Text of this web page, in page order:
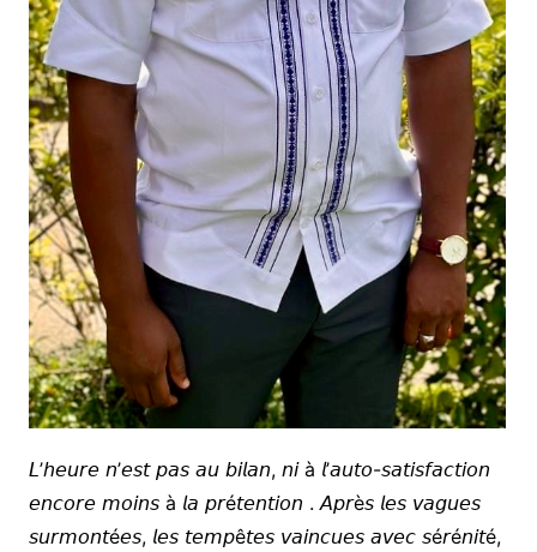
𝘓’𝘩𝘦𝘶𝘳𝘦 𝘯’𝘦𝘴𝘵 𝘱𝘢𝘴 𝘢𝘶 𝘣𝘪𝘭𝘢𝘯, 𝘯𝘪 à 𝘭’𝘢𝘶𝘵𝘰-𝘴𝘢𝘵𝘪𝘴𝘧𝘢𝘤𝘵𝘪𝘰𝘯
𝘦𝘯𝘤𝘰𝘳𝘦 𝘮𝘰𝘪𝘯𝘴 à 𝘭𝘢 𝘱𝘳é𝘵𝘦𝘯𝘵𝘪𝘰𝘯 . 𝘈𝘱𝘳è𝘴 𝘭𝘦𝘴 𝘷𝘢𝘨𝘶𝘦𝘴
𝘴𝘶𝘳𝘮𝘰𝘯𝘵é𝘦𝘴, 𝘭𝘦𝘴 𝘵𝘦𝘮𝘱ê𝘵𝘦𝘴 𝘷𝘢𝘪𝘯𝘤𝘶𝘦𝘴 𝘢𝘷𝘦𝘤 𝘴é𝘳é𝘯𝘪𝘵é,